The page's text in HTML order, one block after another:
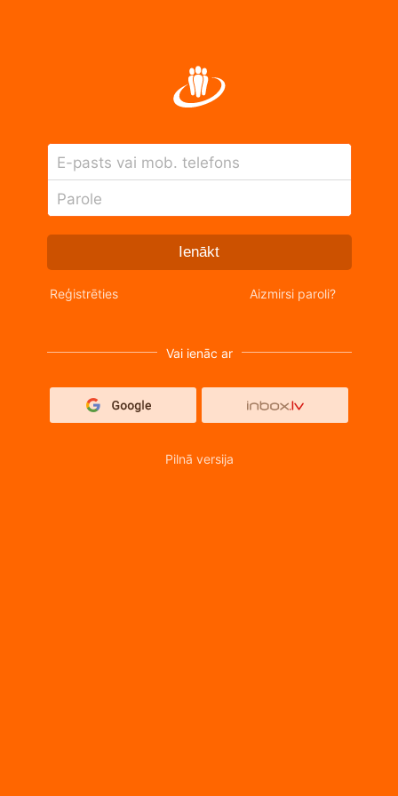
E-pasts vai mob. telefons
Parole
Ienākt
Reģistrēties Aizmirsi paroli?
Vai ienāc ar
Pilnā versija